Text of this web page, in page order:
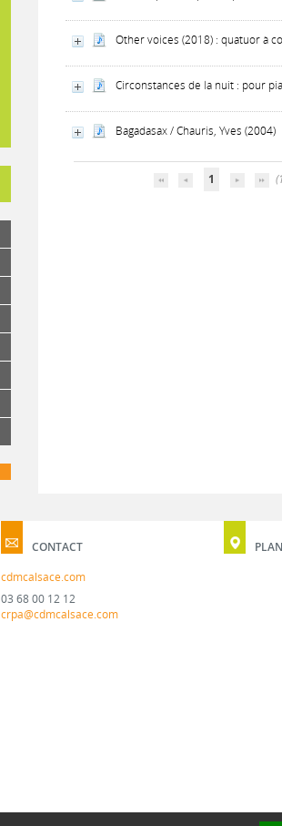
Other voices (2018) : quatuor à
Circonstances de la nuit : pour
Bagadasax / Chauris, Yves (2004)
1
CONTACT
cdmcalsace.com
03 68 00 12 12
crpa@cdmcalsace.com